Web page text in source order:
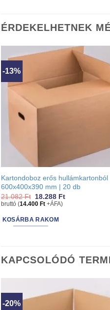
ÉRDEKELHETNEK
-13%
Kartondoboz erős hullámkartonból
600x400x390 mm | 20 db
21.082Ft Original
price
21.082 Ft.
18.288 FtCurrent
bruttó (14.400 Ft+ÁFA)
KOSÁRBA RAKOM
KAPCSOLÓDÓ
-20%